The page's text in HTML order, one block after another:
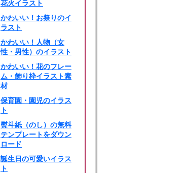
花火イラスト
かわいい！お祭りのイ
ラスト
かわいい！人物（女
性・男性）のイラスト
かわいい！花のフレー
ム・飾り枠イラスト素
材
保育園・園児のイラス
ト
熨斗紙（のし）の無料
テンプレートをダウン
ロード
誕生日の可愛いイラス
ト